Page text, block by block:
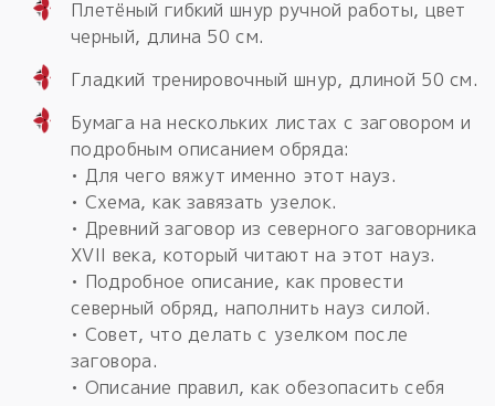
Плетёный гибкий шнур ручной работы, цвет
черный, длина 50 см.
Гладкий тренировочный шнур, длиной 50 см.
Бумага на нескольких листах с заговором и
подробным описанием обряда:
• Для чего вяжут именно этот науз.
• Схема, как завязать узелок.
• Древний заговор из северного заговорника
XVII века, который читают на этот науз.
• Подробное описание, как провести
северный обряд, наполнить науз силой.
• Совет, что делать с узелком после
заговора.
• Описание правил, как обезопасить себя